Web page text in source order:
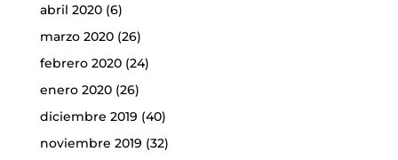
abril 2020(6)
marzo 2020(26)
febrero 2020(24)
enero 2020(26)
diciembre 2019 (40)
noviembre 2019 (32)